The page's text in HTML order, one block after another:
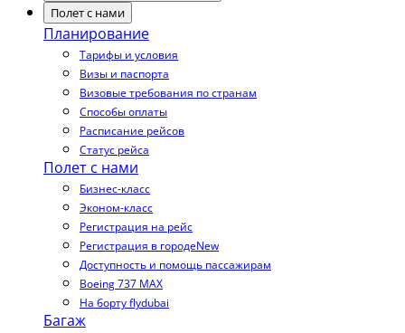
Полет с нами
Планирование
Тарифы и условия
Визы и паспорта
Визовые требования по странам
Способы оплаты
Расписание рейсов
Статус рейса
Полет с нами
Бизнес-класс
Эконом-класс
Регистрация на рейс
Регистрация в городеNew
Доступность и помощь пассажирам
Boeing 737 MAX
На борту flydubai
Багаж